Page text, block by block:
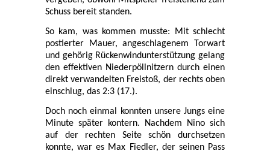
Schuss bereit standen.
So kam, was kommen musste: Mit schlecht
postierter Mauer, angeschlagenem Torwart
und gehörig Rückenwindunterstützung gelang
den effektiven Niederpöllnitzern durch einen
direkt verwandelten Freistoß, der rechts oben
einschlug, das 2:3 (17.).
Doch noch einmal konnten unsere Jungs eine
Minute später kontern. Nachdem Nino sich
auf der rechten Seite schön durchsetzen
konnte, war es Max Fiedler, der seinen Pass